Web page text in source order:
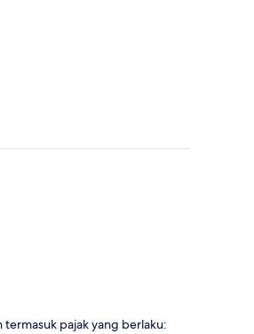
pajak yang berlaku: